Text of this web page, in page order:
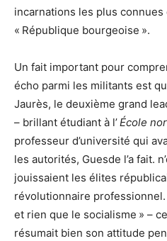
incarnations les plus
« République bourgeoise ».
Un fait important pour
écho parmi les militants est
Jaurès, le deuxième grand
– brillant étudiant à l’École
professeur d’université qui
les autorités, Guesde l’a fait.
jouissaient les élites
révolutionnaire
et rien que le socialisme » –
résumait bien son attitude